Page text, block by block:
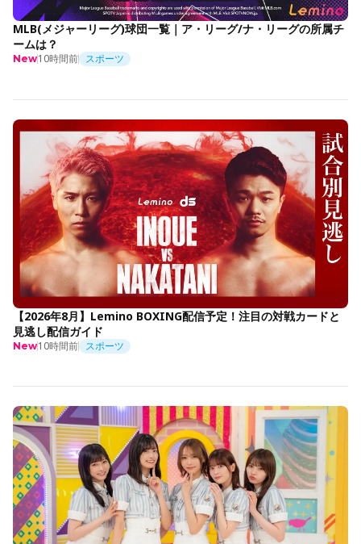
MLB(メジャーリーグ)球団一覧｜ア・リーグ/ナ・リーグの所属チ
ームは？
New10時間前 スポーツ
【2026年8月】Lemino BOXING配信予定！注目の対戦カードと
見逃し配信ガイド
New10時間前 スポーツ